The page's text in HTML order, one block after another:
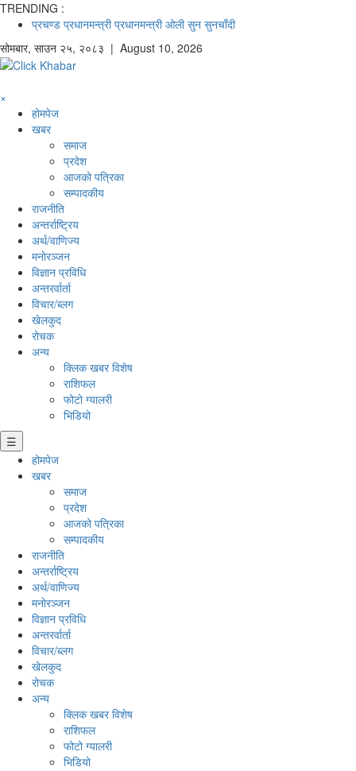
TRENDING :
प्रचण्ड प्रधानमन्त्री प्रधानमन्त्री ओली सुन सुनचाँदी
सोमबार, साउन २५, २०८३ | August 10, 2026
×
होमपेज
खबर
समाज
प्रदेश
आजको पत्रिका
सम्पादकीय
राजनीति
अन्तर्राष्ट्रिय
अर्थ/वाणिज्य
मनाेरञ्जन
विज्ञान प्रविधि
अन्तरर्वार्ता
विचार/ब्लग
खेलकुद
रोचक
अन्य
क्लिक खबर विशेष
राशिफल
फोटो ग्यालरी
भिडियो
☰
होमपेज
खबर
समाज
प्रदेश
आजको पत्रिका
सम्पादकीय
राजनीति
अन्तर्राष्ट्रिय
अर्थ/वाणिज्य
मनाेरञ्जन
विज्ञान प्रविधि
अन्तरर्वार्ता
विचार/ब्लग
खेलकुद
रोचक
अन्य
क्लिक खबर विशेष
राशिफल
फोटो ग्यालरी
भिडियो